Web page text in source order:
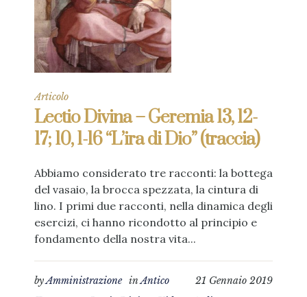
Articolo
Lectio Divina – Geremia 13, 12-
17; 10, 1-16 “L’ira di Dio” (traccia)
Abbiamo considerato tre racconti: la bottega
del vasaio, la brocca spezzata, la cintura di
lino. I primi due racconti, nella dinamica degli
esercizi, ci hanno ricondotto al principio e
fondamento della nostra vita...
21 Gennaio 2019
byAmministrazione inAntico